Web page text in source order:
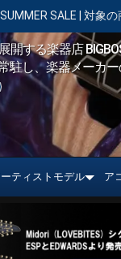
品が真夏のお祭り価格
開する楽器店
駐し、楽器メーカ
ティストモデル ア